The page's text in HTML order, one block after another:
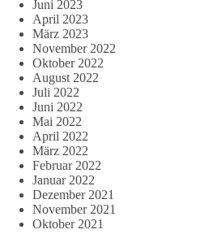
Juni 2023
April 2023
März 2023
November 2022
Oktober 2022
August 2022
Juli 2022
Juni 2022
Mai 2022
April 2022
März 2022
Februar 2022
Januar 2022
Dezember 2021
November 2021
Oktober 2021